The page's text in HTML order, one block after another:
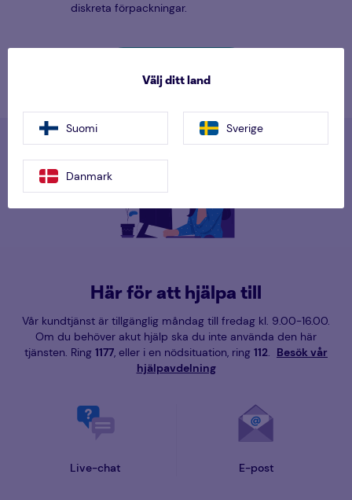
diskreta förpackningar.
Här för att hjälpa till
Vår kundtjänst är tillgänglig måndag till fredag kl. 9.00-16.00.
Om du behöver akut hjälp ska du inte använda den här
tjänsten. Ring 1177, eller i en nödsituation, ring 112. Besök vår
hjälpavdelning
Live-chat E-post
Välj ditt land
Suomi Sverige
Danmark